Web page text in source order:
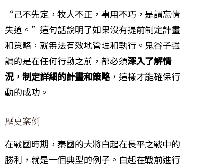
“己不先定，牧人不正，事用不巧，是謂忘情
失道。”這句話說明了如果沒有提前制定計畫
和策略，就無法有效地管理和執行。鬼谷子強
調的是在任何行動之前，都必須深入了解情
況，制定詳細的計畫和策略，這樣才能確保行
動的成功。
歷史案例
在戰國時期，秦國的大將白起在長平之戰中的
勝利，就是一個典型的例子。白起在戰前進行